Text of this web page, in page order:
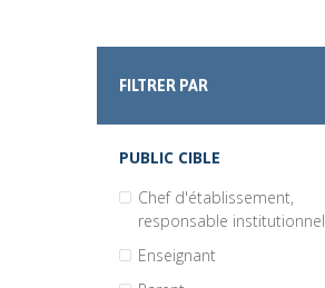
FILTRER PAR
PUBLIC CIBLE
Chef d'établissement,
responsable institutionnel
Enseignant